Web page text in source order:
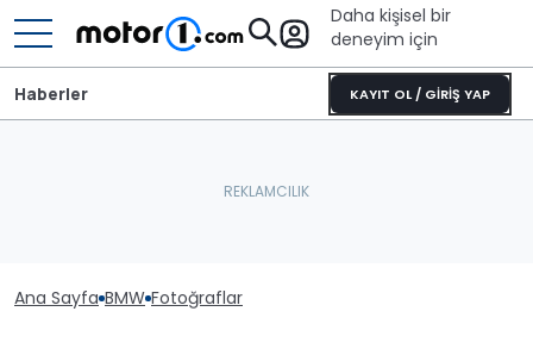
Daha kişisel bir
deneyim için
KAYIT OL / GİRİŞ YAP
Haberler
Ana Sayfa BMW Fotoğraflar